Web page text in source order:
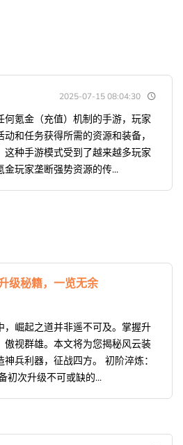
2025-07-15 08:04:30
何氪金（充值）机制的手游，玩家
和任务获得所需的资源和装备，
这种手游模式受到了越来越多玩家
玩家垄断强势资源的传...
级秘籍，一览无余
，崛起之道并非遥不可及。掌握升
傲视群雄。本文将为您揭秘风云装
兵利器，征战四方。 初阶淬炼：
初次升级不可或缺的...